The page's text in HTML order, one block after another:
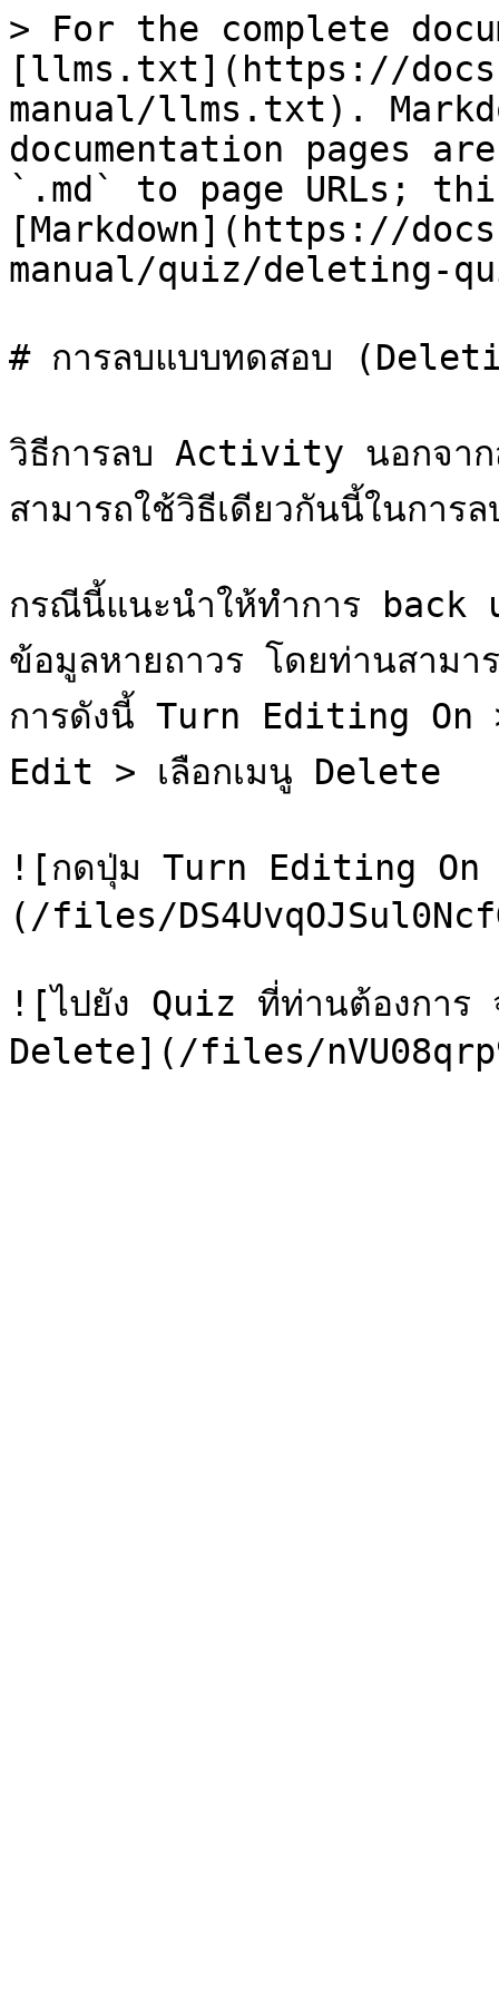
> For the complete
[llms.txt](https://
manual/llms.txt).
documentation pages
`.md` to page URLs;
[Markdown](https://
manual/quiz/deleting-
# การลบแบบทดสอบ
วิธีการลบ Activity นอกจาก
สามารถใช้วิธีเดียวกันนี้ในก
กรณีนี้แนะนำให้ทำการ back
ข้อมูลหายถาวร โดยท่านสาม
การดังนี้ Turn Editing On
Edit > เลือกเมนู Delete
![กดปุ่ม Turn Editing On
(/files/
![ไปยัง Quiz ที่ท่านต้องการ